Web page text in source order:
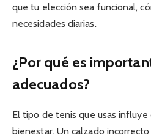
que tu elección sea funcional,
necesidades diarias.
¿Por qué es
adecuados?
El tipo de tenis que usas
bienestar. Un calzado